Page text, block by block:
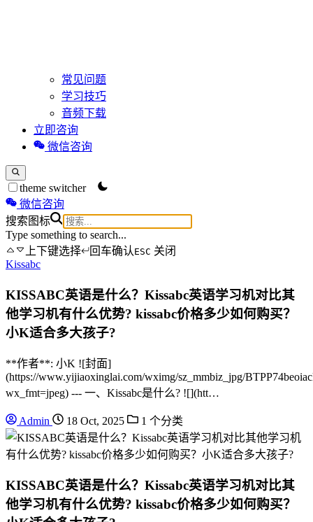
常见问题
学习技巧
音频下载
立即咨询
微信咨询
theme switcher
微信咨询
搜索图标
Type something to search...
上下键选择
回车确认 ESC 关闭
Kissabc
KISSABC英语是什么？Kissabc英语学习机对比其
他学习机有什么优势? kissabc价格多少如何购买？
小K适合多大孩子?
**作者**: 小K ![封面]
(https://www.yijiaoxinglai.com/wximg/sz_mmbiz_jpg/
wx_fmt=jpeg) --- 一、Kissabc是什么? ![](htt…
Admin 18 Oct, 2025 1 个分类
KISSABC英语是什么？Kissabc英语学习机对比其
他学习机有什么优势? kissabc价格多少如何购买？